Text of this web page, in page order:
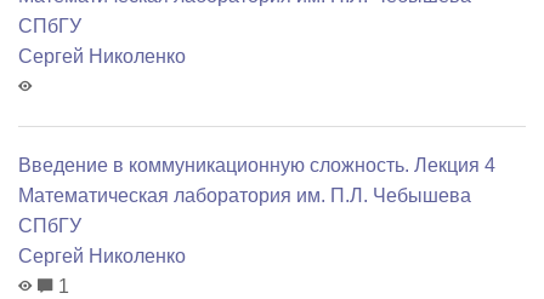
СПбГУ
Сергей Николенко
Введение в коммуникационную сложность. Лекция 4
Математичеcкая лаборатория им. П.Л. Чебышева
СПбГУ
Сергей Николенко
1